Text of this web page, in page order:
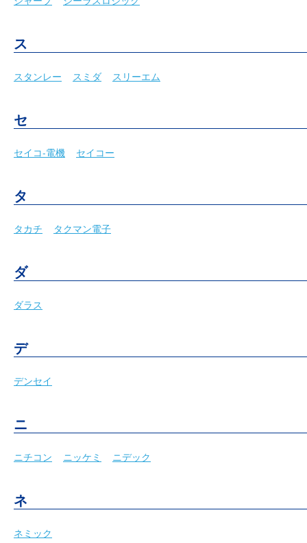
ス
スタンレー スミダ スリーエム
セ
セイコ-電機 セイコー
タ
タカチ タクマン電子
ダ
ダラス
デ
デンセイ
ニ
ニチコン ニッケミ ニデック
ネ
ネミック